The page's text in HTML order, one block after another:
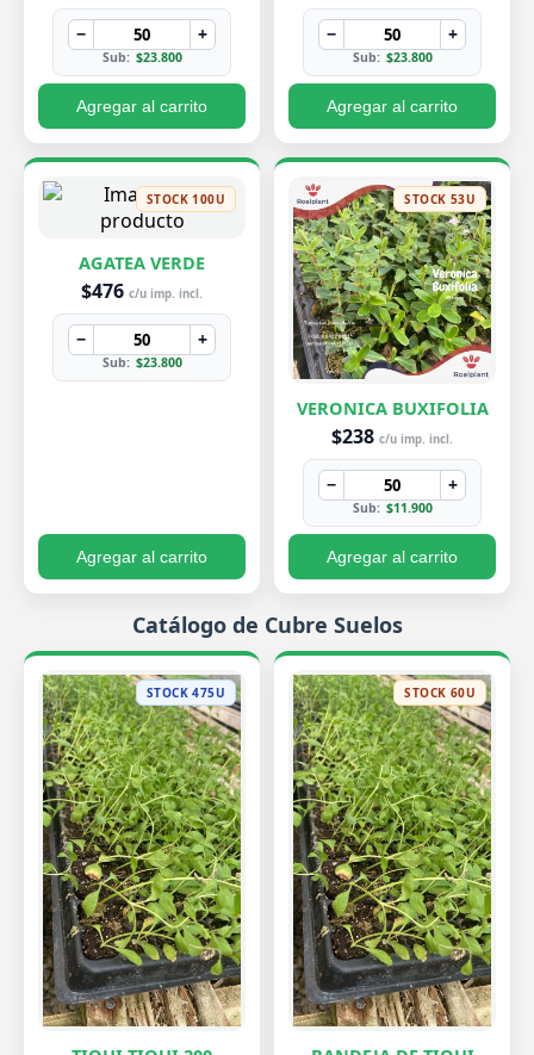
− +
Sub: $23.800
Agregar al carrito
− +
Sub: $23.800
Agregar al carrito
STOCK 100U
AGATEA VERDE
$476 c/u imp. incl.
− +
Sub: $23.800
Agregar al carrito
STOCK 53U
VERONICA BUXIFOLIA
$238 c/u imp. incl.
− +
Sub: $11.900
Agregar al carrito
Catálogo de Cubre Suelos
STOCK 475U STOCK 60U